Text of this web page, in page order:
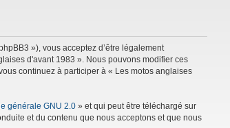
»), vous acceptez d’être légalement
d'avant 1983 ». Nous pouvons modifier ces
continuez à participer à « Les motos anglaises
générale GNU 2.0 » et qui peut être téléchargé sur
et du contenu que nous acceptons et que nous